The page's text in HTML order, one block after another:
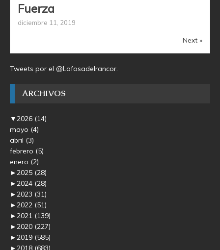
Fuerza
diciembre 11, 2019
Next »
Tweets por el @Lafosadelrancor.
ARCHIVOS
▼2026 (14)
mayo (4)
abril (3)
febrero (5)
enero (2)
►2025 (28)
►2024 (28)
►2023 (31)
►2022 (51)
►2021 (139)
►2020 (227)
►2019 (585)
►2018 (683)